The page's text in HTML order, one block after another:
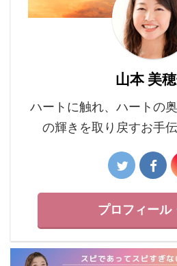
山本 美
ハートに触れ、ハートの
の輝きを取り戻すお手
プロフィール